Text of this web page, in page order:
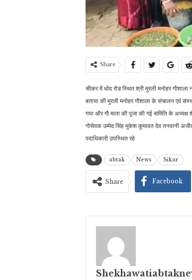
Share
सीकर में धोद रोड स्थित श्री मुरली मनोहर गौशाला
बताया की मुरली मनोहर गौशाला के संचालन एवं
गया और गौ माता की पूजा की गई समिति के अध्यक्ष
गोसेवक उम्मेद सिंह मुकेश कुमावत देव तनवानी अजीत
पदाधिकारी उपस्थित रहे
abtak News Sikar
Share Facebook